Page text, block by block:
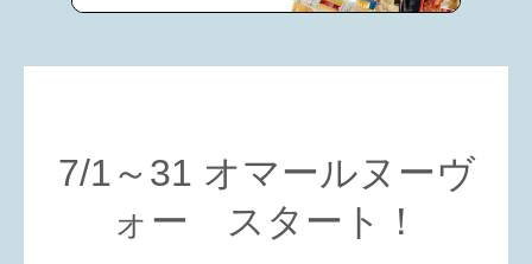
7/1～31 オマールヌーヴ
ォー スタート！